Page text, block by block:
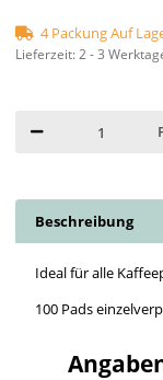
4 Packung Auf
Lieferzeit:2 - 3
Beschreibung
Ideal für alle
100 Pads